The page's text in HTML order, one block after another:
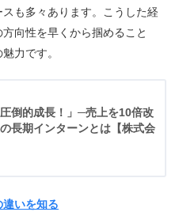
も多々あります。こうした経
向性を早くから掴めること
力です。
圧倒的成長！」─売上を10倍改
長期インターンとは【株式会
いを知る